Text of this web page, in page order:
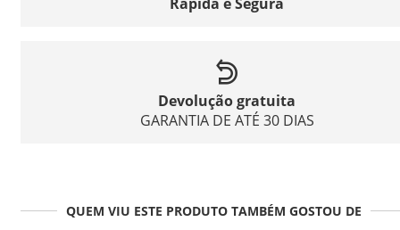
Devolução gratuita
GARANTIA DE ATÉ 30 DIAS
QUEM VIU ESTE PRODUTO TAMBÉM GOSTOU DE